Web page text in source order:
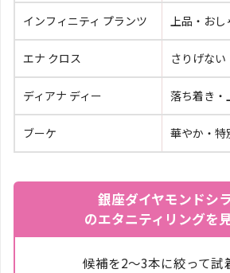
インフィニティ プランツ 上品・お
エナ クロス さりげない
ディアナ ディー 落ち着き・
ブーケ 華やか・特
銀座ダイヤモンドシ
のエタニティリングを
候補を2〜3本に絞って試